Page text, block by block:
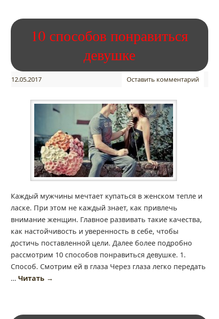
10 способов понравиться
девушке
12.05.2017 Оставить комментарий
Каждый мужчины мечтает купаться в женском тепле и
ласке. При этом не каждый знает, как привлечь
внимание женщин. Главное развивать такие качества,
как настойчивость и уверенность в себе, чтобы
достичь поставленной цели. Далее более подробно
рассмотрим 10 способов понравиться девушке. 1.
Способ. Смотрим ей в глаза Через глаза легко передать
… Читать →